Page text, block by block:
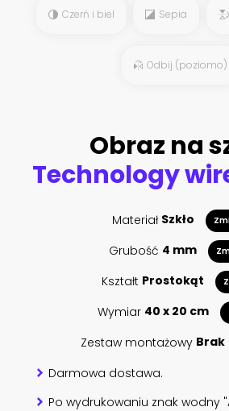
Czerń i biel Sepia
Odbij (poziomo)
Obraz na
Materiał Szkło
Grubość 4 mm
Kształt Prostokąt
Wymiar 40 x 20 cm
Zestaw montażowy Brak
Darmowa dostawa.
Po wydrukowaniu znak wodny